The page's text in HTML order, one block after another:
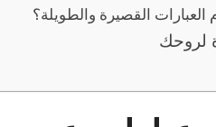
القصيرة والطويلة؟
لروحك